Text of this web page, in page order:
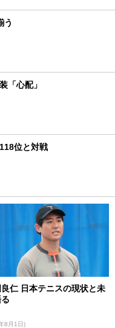
う
「心配」
位と対戦
仁 日本テニスの現状と未
8月1日)